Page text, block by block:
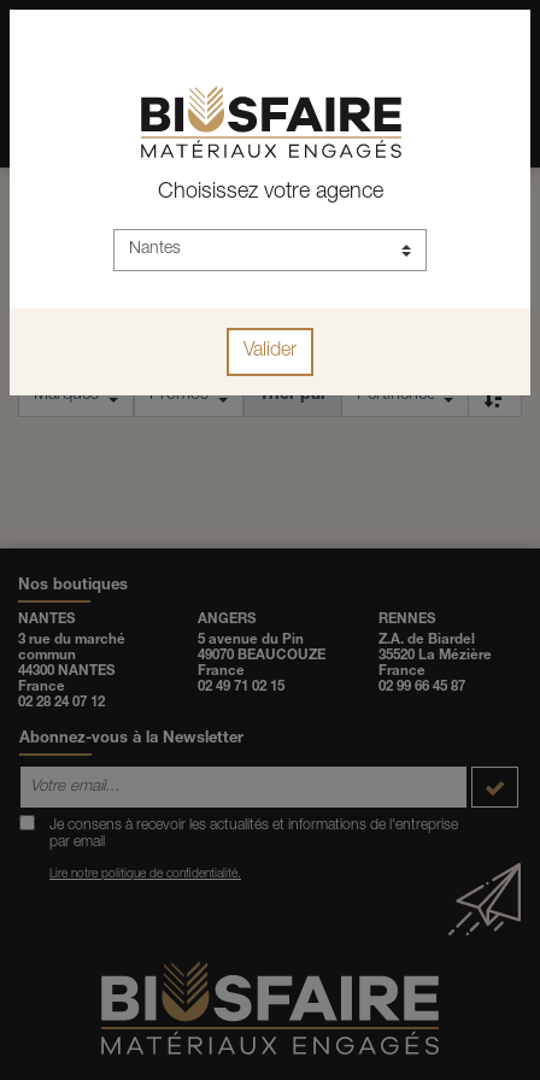
Depuis plus de 15 ans, conseil et vente de matériaux pour un
habitat pérenne.
Trier par
Nos boutiques
NANTES
3 rue du marché
commun
44300 NANTES
France
02 28 24 07 12
ANGERS
5 avenue du Pin
49070 BEAUCOUZE
France
02 49 71 02 15
RENNES
Z.A. de Biardel
35520 La Mézière
France
02 99 66 45 87
Abonnez-vous à la Newsletter
Je consens à recevoir les actualités et informations de l'entreprise
par email
Lire notre politique de confidentialité.
Choisissez votre agence
Valider